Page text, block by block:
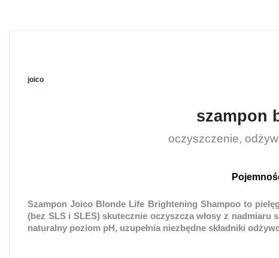
joico
szampon
oczyszczenie,
Szampon Joico Blonde Life Brightening Shampoo to
(bez SLS i SLES) skutecznie oczyszcza włosy z
naturalny poziom pH, uzupełnia niezbędne składniki